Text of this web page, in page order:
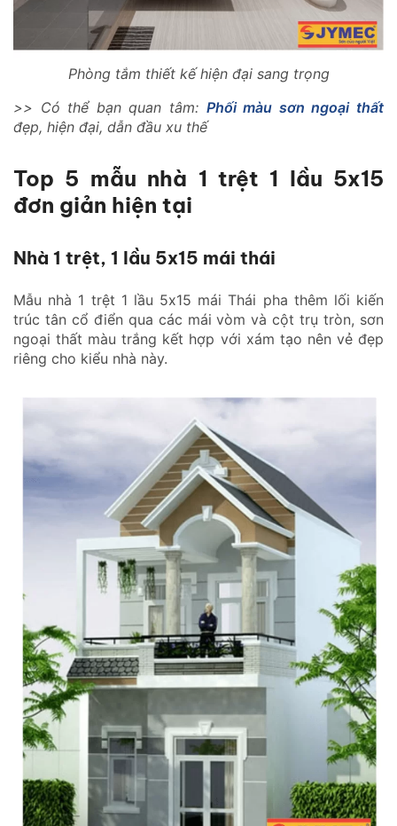
Phòng tắm thiết kế hiện đại sang trọng
>> Có thể bạn quan tâm: Phối màu sơn ngoại thất
đẹp, hiện đại, dẫn đầu xu thế
Top 5 mẫu nhà 1 trệt 1 lầu 5x15
đơn giản hiện tại
Nhà 1 trệt, 1 lầu 5x15 mái thái
Mẫu nhà 1 trệt 1 lầu 5x15 mái Thái pha thêm lối kiến
trúc tân cổ điển qua các mái vòm và cột trụ tròn, sơn
ngoại thất màu trắng kết hợp với xám tạo nên vẻ đẹp
riêng cho kiểu nhà này.